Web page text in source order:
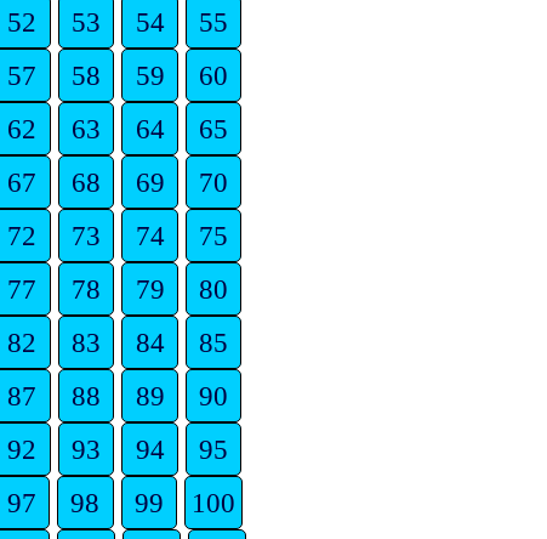
52 53 54
55
57 58 59
60
62 63 64
65
67 68 69
70
72 73 74
75
77 78 79
80
82 83 84
85
87 88 89
90
92 93 94
95
97 98 99
100